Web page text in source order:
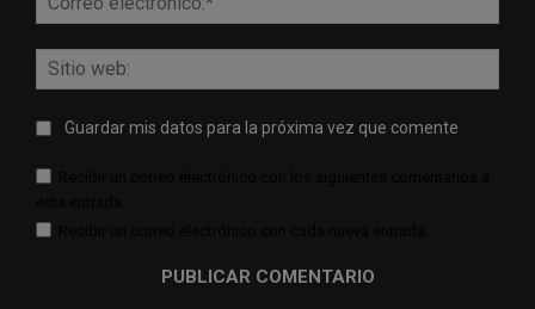
Guardar mis datos para la próxima vez que comente